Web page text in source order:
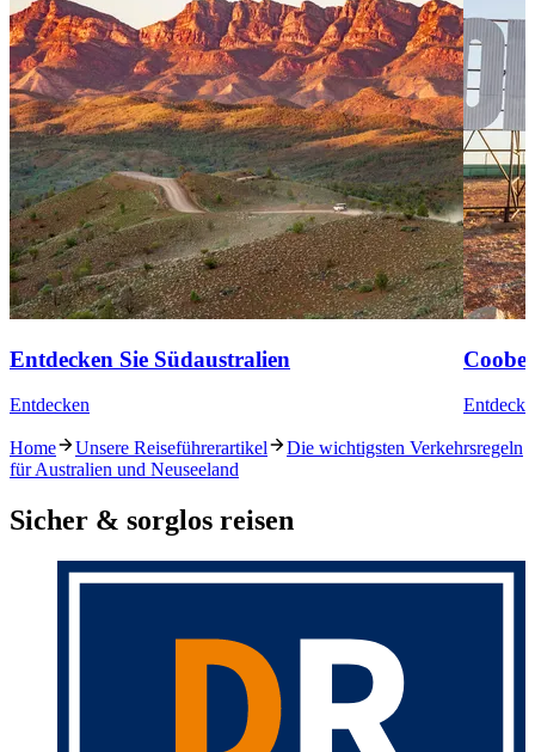
Entdecken Sie Südaustralien
Entdecken
Home Unsere Reiseführerartikel
Die wichtigsten Verkehrsregeln
für Australien und Neuseeland
Sicher & sorglos reisen